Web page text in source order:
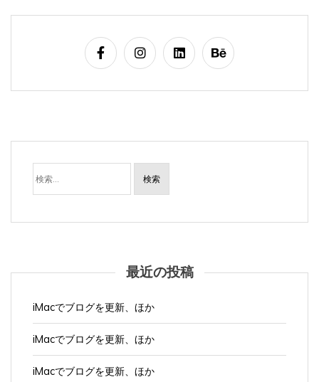
検
索:
最近の投稿
iMacでブログを更新、ほか
iMacでブログを更新、ほか
iMacでブログを更新、ほか